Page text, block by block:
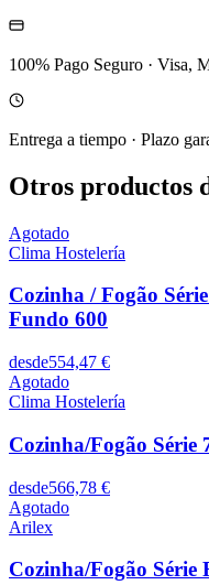
100% Pago Seguro · Visa,
Entrega a tiempo · Plazo
Otros productos
Agotado
Clima Hostelería
Cozinha / Fogão
Fundo 600
desde554,47 €
Agotado
Clima Hostelería
Cozinha/Fogão Série
desde566,78 €
Agotado
Arilex
Cozinha/Fogão Série